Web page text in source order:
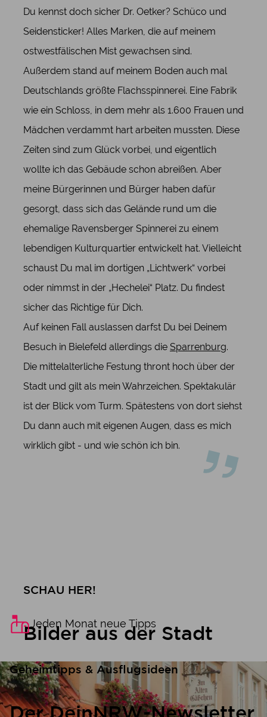
Du kennst doch sicher Dr. Oetker? Schüco und
Seidensticker! Alles Marken, die auf meinem
ostwestfälischen Mist gewachsen sind.
Außerdem stand auf meinem Boden auch mal
Deutschlands größte Flachsspinnerei. Eine Fabrik
wie ein Schloss, in dem mehr als 1.600 Frauen und
Mädchen verdammt hart arbeiten mussten. Diese
Zeiten sind zum Glück vorbei, und eigentlich
wollte ich das Gebäude schon abreißen. Aber
meine Bürgerinnen und Bürger haben dafür
gesorgt, dass sich das Gelände rund um die
ehemalige Ravensberger Spinnerei zu einem
lebendigen Kulturquartier entwickelt hat. Vielleicht
schaust Du mal im dortigen „Lichtwerk“ vorbei
oder nimmst in der „Hechelei“ Platz. Du findest
sicher das Richtige für Dich.
Auf keinen Fall auslassen darfst Du bei Deinem
Besuch in Bielefeld allerdings die Sparrenburg.
Die mittelalterliche Festung thront hoch über der
Stadt und gilt als mein Wahrzeichen. Spektakulär
ist der Blick vom Turm. Spätestens von dort siehst
Du dann auch mit eigenen Augen, dass es mich
wirklich gibt - und wie schön ich bin.
SCHAU HER!
Bilder aus der Stadt
Jeden Monat neue Tipps
Geheimtipps & Ausflugsideen